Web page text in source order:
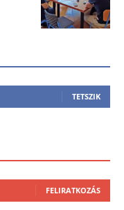
TETSZIK
FELIRATKOZÁS